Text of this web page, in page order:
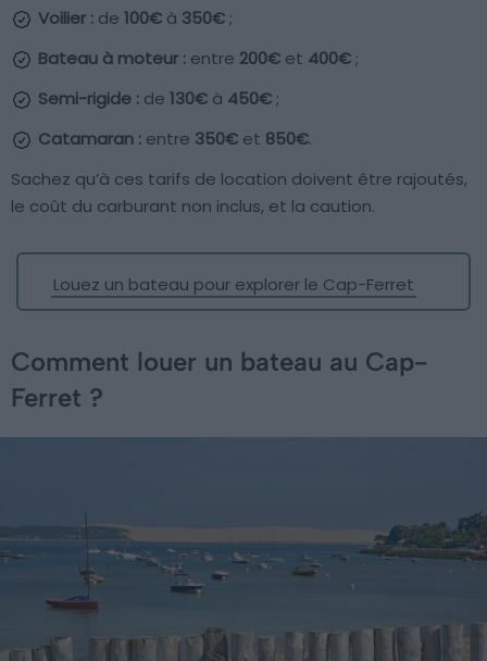
Voilier : de 100€ à 350€;
Bateau à moteur : entre 200€ et 400€;
Semi-rigide : de 130€ à 450€;
Catamaran : entre 350€ et 850€.
Sachez qu’à ces tarifs de location doivent être rajoutés,
le coût du carburant non inclus, et la caution.
Louez un bateau pour explorer le Cap-Ferret
Comment louer un bateau au Cap-
Ferret ?